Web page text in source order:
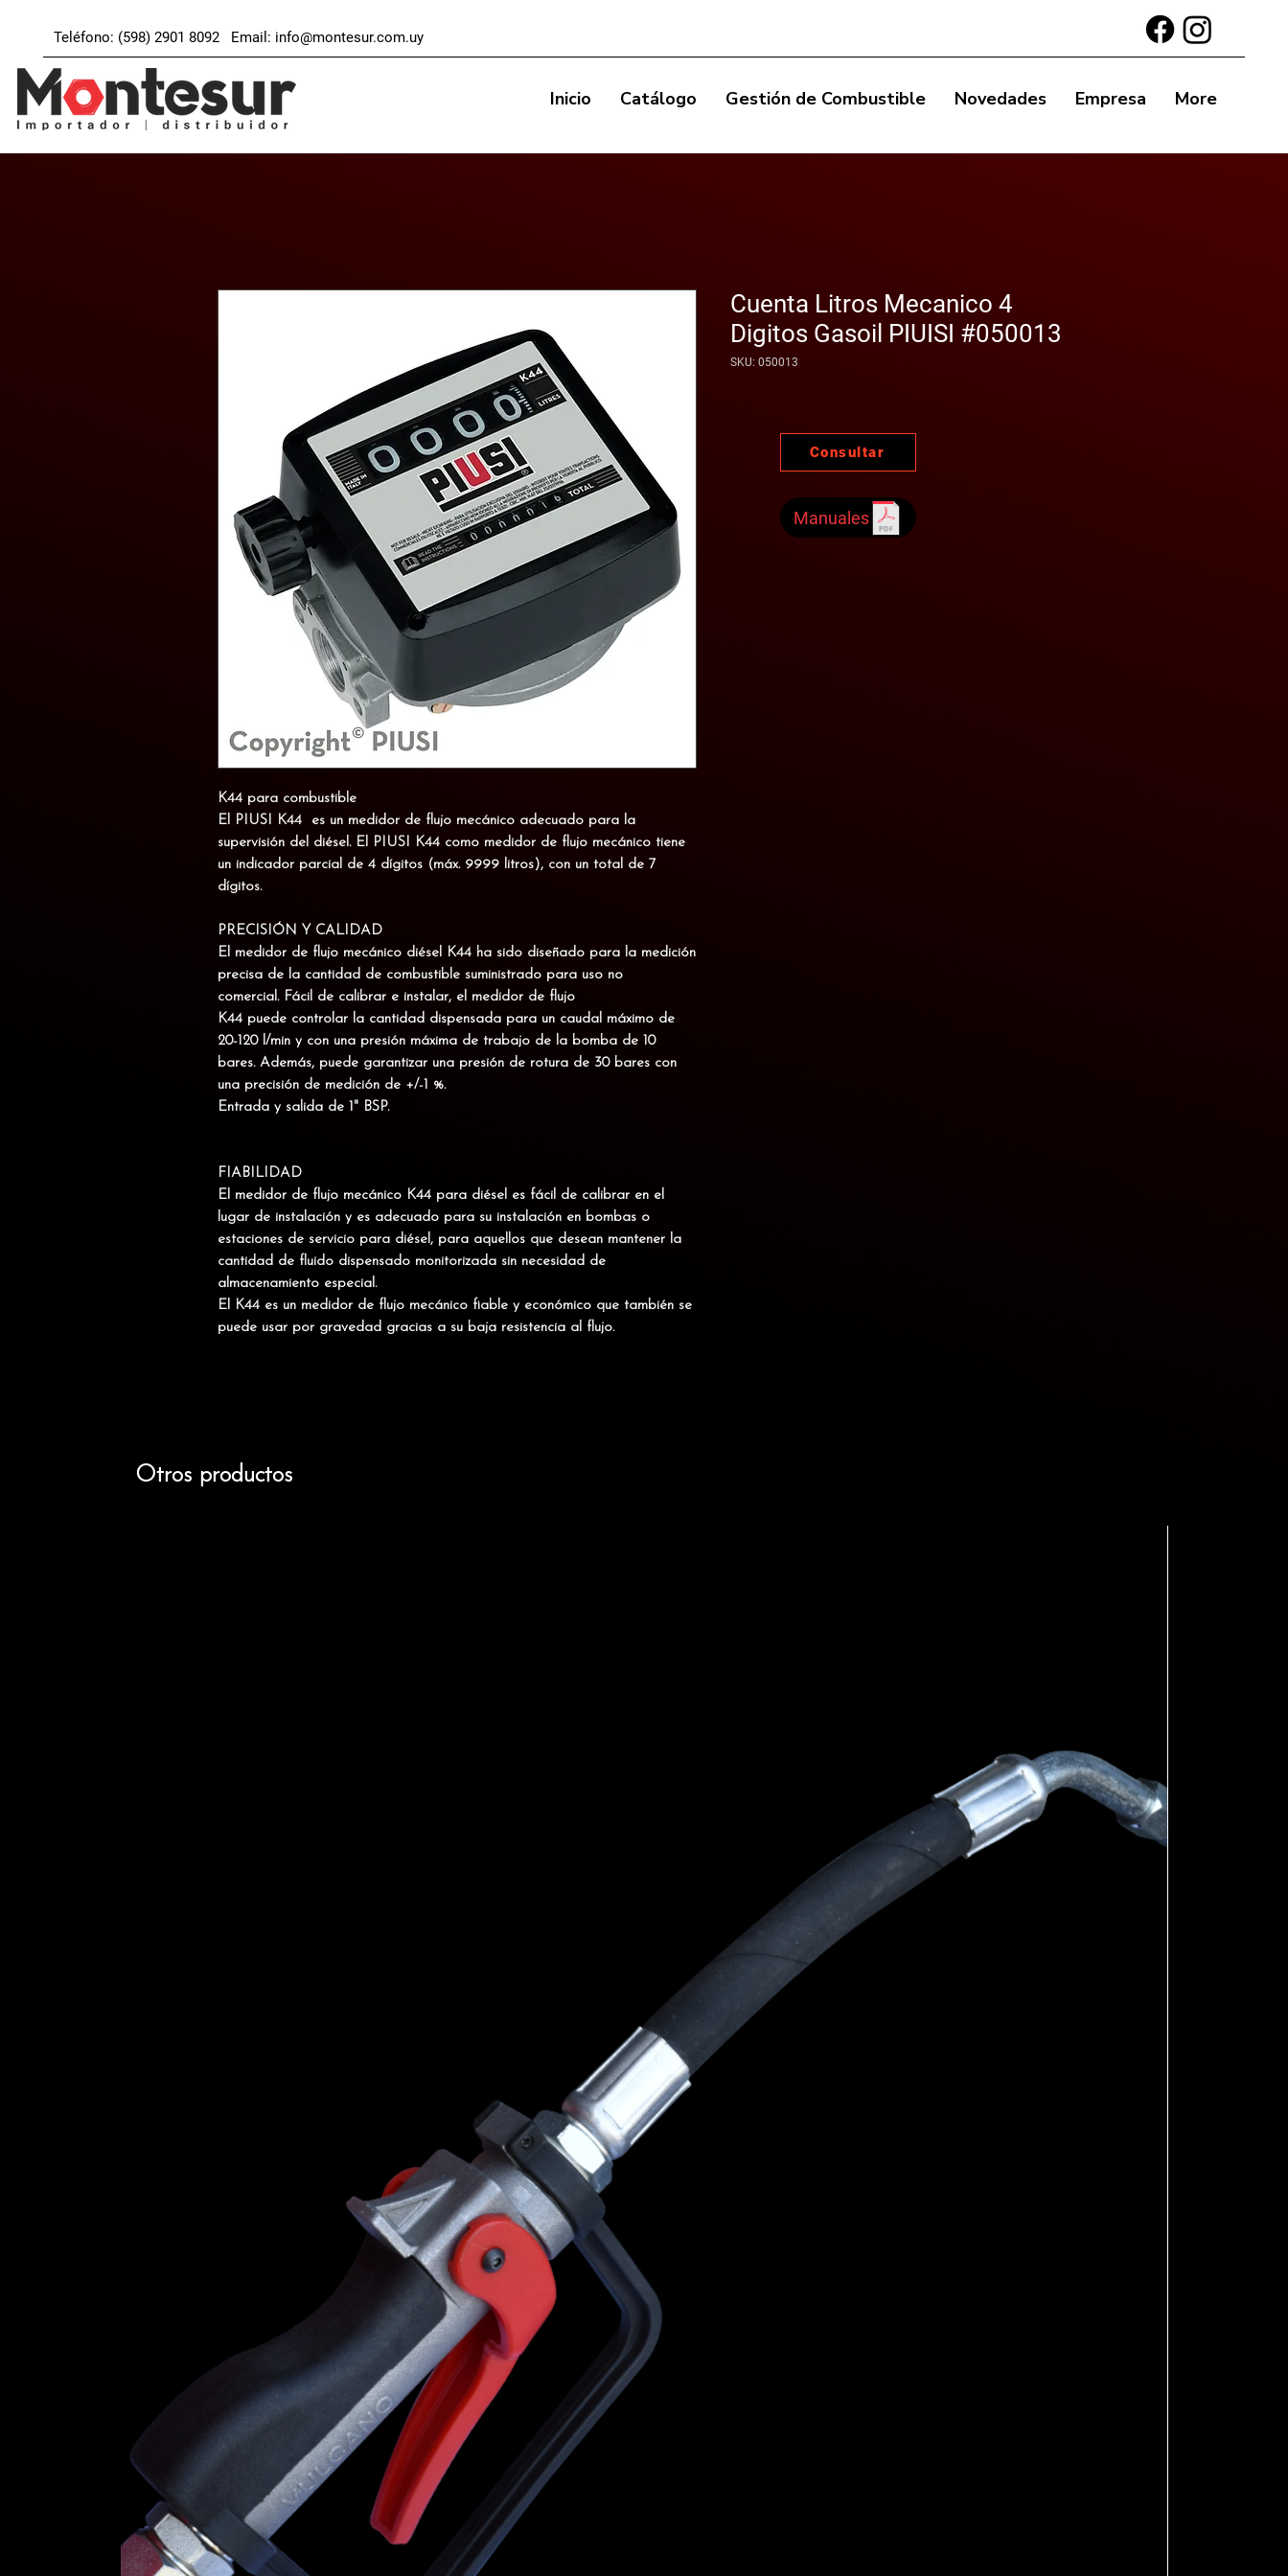
Teléfono: (598) 2901 8092 Email: info@montesur.com.uy
Inicio Catálogo Gestión de Combustible Novedades Empresa More
K44 para combustible
El PIUSI K44 es un medidor de flujo mecánico adecuado para la
supervisión del diésel. El PIUSI K44 como medidor de flujo mecánico tiene
un indicador parcial de 4 dígitos (máx. 9999 litros), con un total de 7
dígitos.
PRECISIÓN Y CALIDAD
El medidor de flujo mecánico diésel K44 ha sido diseñado para la medición
precisa de la cantidad de combustible suministrado para uso no
comercial. Fácil de calibrar e instalar, el medidor de flujo
K44 puede controlar la cantidad dispensada para un caudal máximo de
20-120 l/min y con una presión máxima de trabajo de la bomba de 10
bares. Además, puede garantizar una presión de rotura de 30 bares con
una precisión de medición de +/-1 %.
Entrada y salida de 1" BSP.
FIABILIDAD
El medidor de flujo mecánico K44 para diésel es fácil de calibrar en el
lugar de instalación y es adecuado para su instalación en bombas o
estaciones de servicio para diésel, para aquellos que desean mantener la
cantidad de fluido dispensado monitorizada sin necesidad de
almacenamiento especial.
El K44 es un medidor de flujo mecánico fiable y económico que también se
puede usar por gravedad gracias a su baja resistencia al flujo.
Cuenta Litros Mecanico 4
Digitos Gasoil PIUISI #050013
SKU: 050013
Consultar
Manuales
Otros productos